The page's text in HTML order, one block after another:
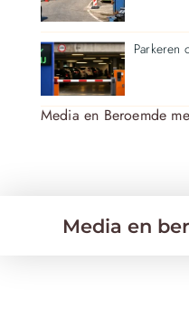
Parkeren
Media en Beroemde
Media en